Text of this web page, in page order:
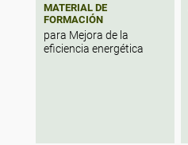
MATERIAL DE
FORMACIÓN
para Mejora de la
eficiencia energética